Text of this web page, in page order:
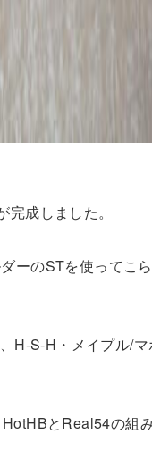
成しました。
ーのSTを使ってこ
H-S-H・メイプル/マ
とReal54の組